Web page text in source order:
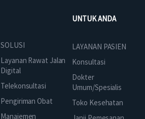
SOLUSI
Layanan Rawat Jalan
Digital
Telekonsultasi
Pengiriman Obat
Manajemen
UNTUK ANDA
LAYANAN PASIEN
Konsultasi
Dokter
Umum/Spesialis
Toko Kesehatan